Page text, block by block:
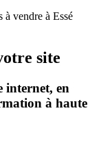
à vendre à Essé
site
internet, en
à haute